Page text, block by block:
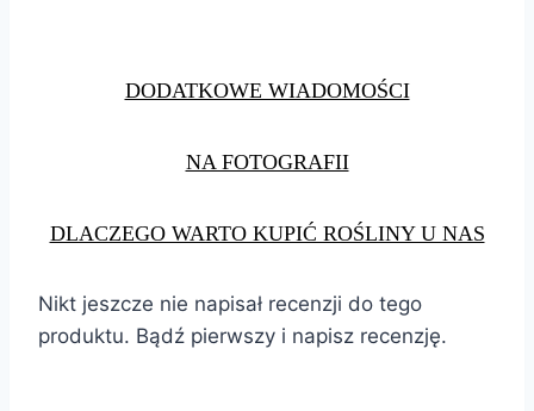
DODATKOWE WIADOMOŚCI
NA FOTOGRAFII
DLACZEGO WARTO KUPIĆ ROŚLINY U NAS
Nikt jeszcze nie napisał recenzji do tego
produktu. Bądź pierwszy i napisz recenzję.